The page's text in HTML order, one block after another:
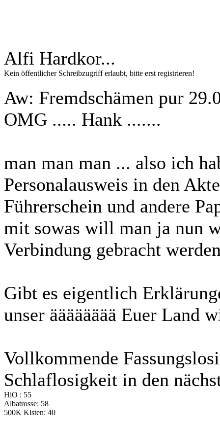
Alfi Hardkor...
Kein öffentlicher Schreibzugriff erlaubt, bitte erst registrieren!
Aw: Fremdschämen pur
OMG ..... Hank .......
man man man ... also ich
Personalausweis in den
Führerschein und andere
mit sowas will man ja nun
Verbindung gebracht
Gibt es eigentlich
unser ääääääää Euer Land
Vollkommende
Schlaflosigkeit in den
HiO : 55
Albatrosse: 58
500K Kisten: 40